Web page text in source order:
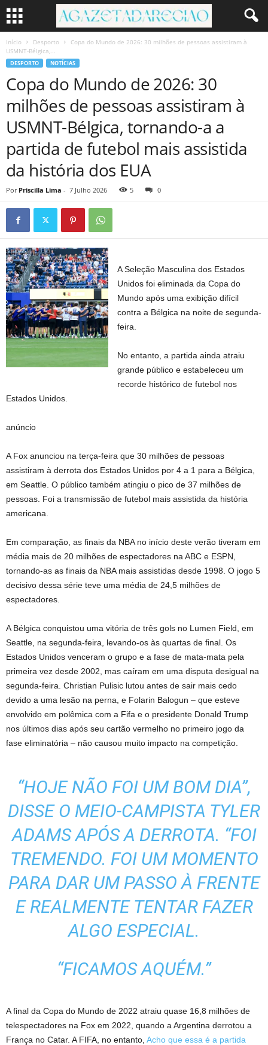
Início Desporto
Copa do Mundo de 2026: 30 milhões de pessoas assistiram à
USMNT-Bélgica,...
DESPORTO NOTÍCIAS
Copa do Mundo de 2026: 30
milhões de pessoas assistiram à
USMNT-Bélgica, tornando-a a
partida de futebol mais assistida
da história dos EUA
Por Priscilla Lima - 7 Julho 2026 5 0
A Seleção Masculina dos Estados
Unidos foi eliminada da Copa do
Mundo após uma exibição difícil
contra a Bélgica na noite de segunda-
feira.
No entanto, a partida ainda atraiu
grande público e estabeleceu um
recorde histórico de futebol nos
Estados Unidos.
anúncio
A Fox anunciou na terça-feira que 30 milhões de pessoas
assistiram à derrota dos Estados Unidos por 4 a 1 para a Bélgica,
em Seattle. O público também atingiu o pico de 37 milhões de
pessoas. Foi a transmissão de futebol mais assistida da história
americana.
Em comparação, as finais da NBA no início deste verão tiveram em
média mais de 20 milhões de espectadores na ABC e ESPN,
tornando-as as finais da NBA mais assistidas desde 1998. O jogo 5
decisivo dessa série teve uma média de 24,5 milhões de
espectadores.
A Bélgica conquistou uma vitória de três gols no Lumen Field, em
Seattle, na segunda-feira, levando-os às quartas de final. Os
Estados Unidos venceram o grupo e a fase de mata-mata pela
primeira vez desde 2002, mas caíram em uma disputa desigual na
segunda-feira. Christian Pulisic lutou antes de sair mais cedo
devido a uma lesão na perna, e Folarin Balogun – que esteve
envolvido em polêmica com a Fifa e o presidente Donald Trump
nos últimos dias após seu cartão vermelho no primeiro jogo da
fase eliminatória – não causou muito impacto na competição.
“HOJE NÃO FOI UM BOM DIA”,
DISSE O MEIO-CAMPISTA TYLER
ADAMS APÓS A DERROTA. “FOI
TREMENDO. FOI UM MOMENTO
PARA DAR UM PASSO À FRENTE
E REALMENTE TENTAR FAZER
ALGO ESPECIAL.
“FICAMOS AQUÉM.”
A final da Copa do Mundo de 2022 atraiu quase 16,8 milhões de
telespectadores na Fox em 2022, quando a Argentina derrotou a
França no Catar. A FIFA, no entanto, Acho que essa é a partida